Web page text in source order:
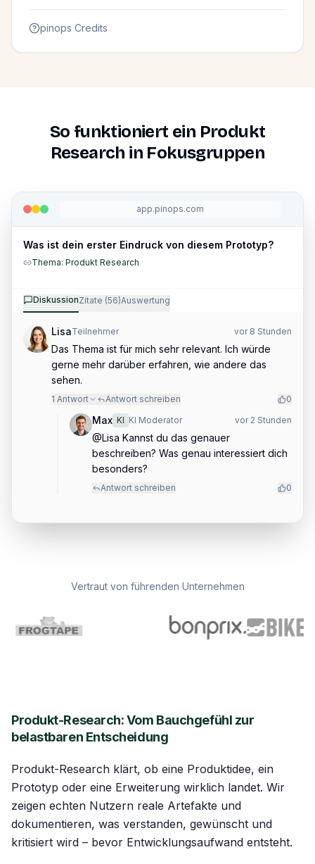
pinops Credits
So funktioniert ein Produkt
Research in Fokusgruppen
app.pinops.com
Was ist dein erster Eindruck von diesem Prototyp?
Thema: Produkt Research
DiskussionZitate (56)Auswertung
LisaTeilnehmer vor 8 Stunden
Das Thema ist für mich sehr relevant. Ich würde
gerne mehr darüber erfahren, wie andere das
sehen.
1 Antwort Antwort schreiben 0
Max KI KI Moderator vor 2 Stunden
@Lisa Kannst du das genauer
beschreiben? Was genau interessiert dich
besonders?
Antwort schreiben 0
Vertraut von führenden Unternehmen
Produkt-Research: Vom Bauchgefühl zur
belastbaren Entscheidung
Produkt-Research klärt, ob eine Produktidee, ein
Prototyp oder eine Erweiterung wirklich landet. Wir
zeigen echten Nutzern reale Artefakte und
dokumentieren, was verstanden, gewünscht und
kritisiert wird – bevor Entwicklungsaufwand entsteht.